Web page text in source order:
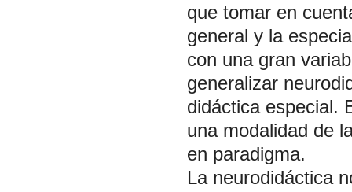
que tomar en
general y la
con una gran
generalizar
didáctica especial.
una modalidad de
en paradigma.
La neurodidáctica